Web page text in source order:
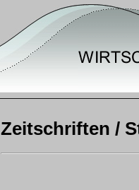
Zeitschriften /